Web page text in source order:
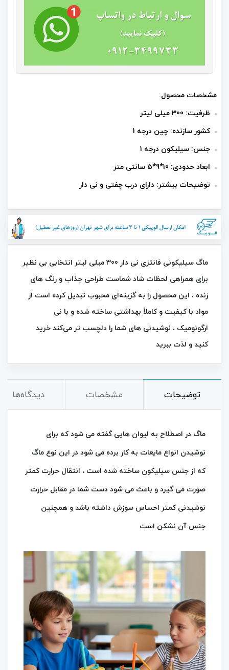
مشخصات محصول:
ظرفیت: 300 میلی لیتر
کشور سازنده: چین درجه 1
جنس: سیلیکون درجه 1
ابعاد حدودی: 10*9*5 سانتی متر
توضیحات بیشتر: دارای درب چفتی و نی دار
ماگ سیلیکونی فانتزی نی دار 300 میلی‌ لیتر انتخابی بی‌ نظیر
برای همراهی لحظات شاد شماست طراحی جذاب و رنگ‌ های
زنده ، این محصول را به گزینه‌ای محبوب تبدیل کرده است از
مواد با کیفیت و کاملاً بهداشتی ساخته شده و با نی
ارگونومیک ، نوشیدنی‌ های شما را دلچسب‌ تر می‌کند خرید
کنید و لذت ببرید
توضیحات مشخصات دیدگاه‌ها
ماگ در اصطلاح به لیوان هایی گفته می شود که برای
نوشیدن انواع مایعات به کار برده می شود در این نوع ماگ
که از جنس سیلیکون ساخته شده است ، انتقال حرارت کمتر
صورت می گیرد و باعث می شود دست شما در مقابل حرارت
نوشیدنی کمتر احساس سوزش داشته باشد و همچنین
جنس آن نشکن است